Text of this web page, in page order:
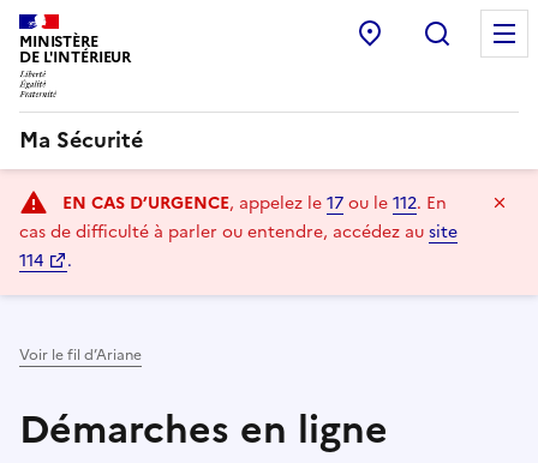
MINISTÈRE
DE L'INTÉRIEUR
Point d’accueil
Ma Sécurité
principaleEN CAS D’URGENCE, appelez le17ou le112. En
cas de difficulté à parler ou entendre, accédez ausite
114
.
Voir le fil d’Ariane
Démarches en ligne